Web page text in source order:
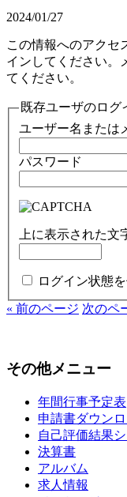
2024/01/27
この情報へのアクセ
インしてください。
てください。
既存ユーザのログ
ユーザー名または
パスワード
上に表示された文
ログイン状態
« 前のページ 次のペ
その他メニュー
年間行事予定表
申請書ダウン
自己評価結果シ
決算書
アルバム
求人情報